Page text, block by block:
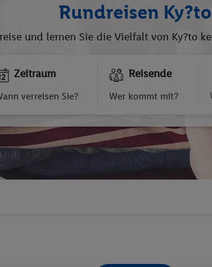
Rundreisen Ky?to
und lernen Sie die Vielfalt von Ky?to
Zeitraum
verreisen Sie?
Reisende
Wer kommt mit?